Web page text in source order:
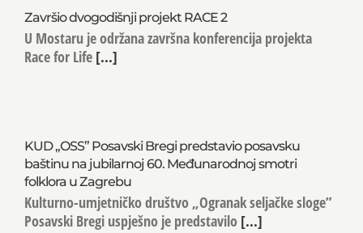
Završio dvogodišnji projekt RACE 2
U Mostaru je održana završna konferencija projekta
Race for Life [...]
KUD „OSS” Posavski Bregi predstavio posavsku
baštinu na jubilarnoj 60. Međunarodnoj smotri
folklora u Zagrebu
Kulturno-umjetničko društvo „Ogranak seljačke sloge”
Posavski Bregi uspješno je predstavilo [...]